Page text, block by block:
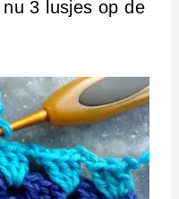
3 lusjes op de